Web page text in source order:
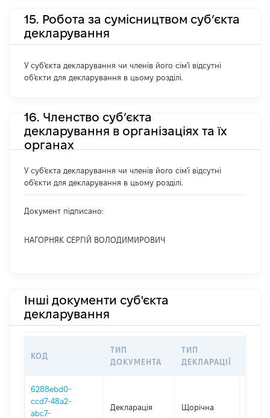
15. Робота за сумісництвом суб’єкта
декларування
У суб'єкта декларування чи членів його сім'ї відсутні
об'єкти для декларування в цьому розділі.
16. Членство суб’єкта
декларування в організаціях та їх
органах
У суб'єкта декларування чи членів його сім'ї відсутні
об'єкти для декларування в цьому розділі.
Документ підписано:
НАГОРНЯК СЕРГІЙ ВОЛОДИМИРОВИЧ
Інші документи суб'єкта
декларування
КОД
ТИП
ДОКУМЕНТА
ТИП
ДЕКЛАРАЦІЇ
6288ebd0-
ccd7-48a2-
abc7-
Декларація Щорічна